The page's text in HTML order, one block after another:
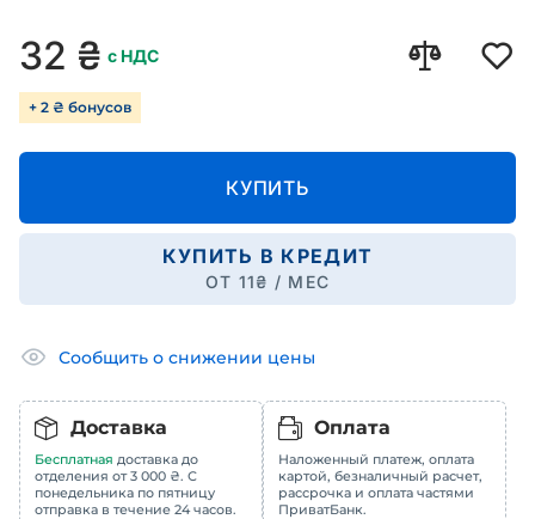
32 ₴ с НДС
+ 2 ₴ бонусов
КУПИТЬ
КУПИТЬ В КРЕДИТ
ОТ 11₴ / МЕС
Сообщить о снижении цены
Доставка
Бесплатная доставка до
отделения от 3 000 ₴. С
понедельника по пятницу
отправка в течение 24 часов.
Оплата
Наложенный платеж, оплата
картой, безналичный расчет,
рассрочка и оплата частями
ПриватБанк.